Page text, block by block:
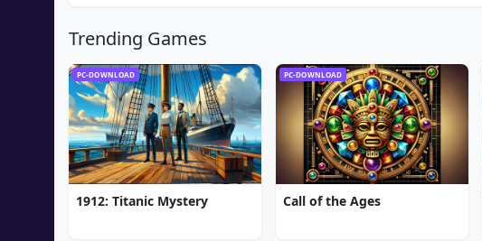
Trending Games
PC-DOWNLOAD
1912: Titanic Mystery
PC-DOWNLOAD
Call of the Ages